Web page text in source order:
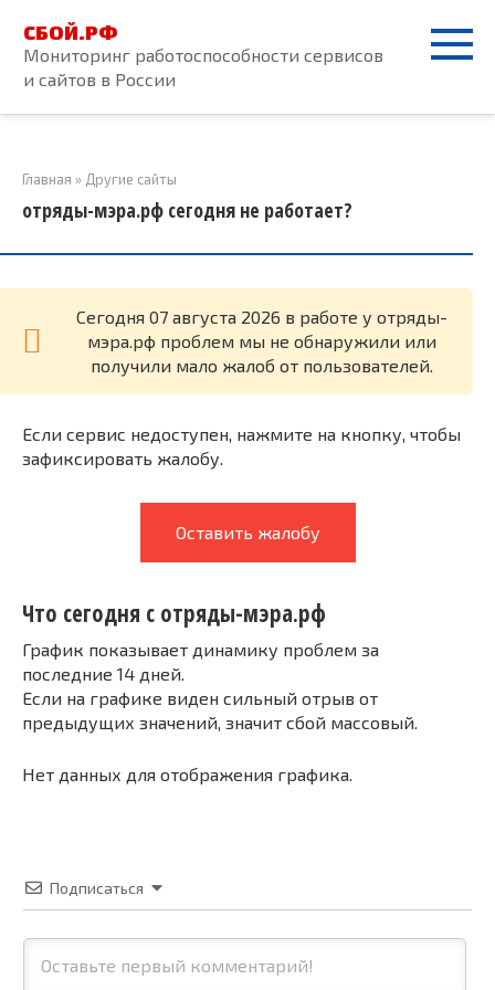
контенту
СБОЙ.РФ
Мониторинг работоспособности сервисов
и сайтов в России
Главная » Другие сайты
отряды-мэра.рф сегодня не работает?
Cегодня 07 августа 2026 в работе у отряды-
мэра.рф проблем мы не обнаружили или
получили мало жалоб от пользователей.
Если сервис недоступен, нажмите на кнопку, чтобы
зафиксировать жалобу.
Оставить жалобу
Что сегодня с отряды-мэра.рф
График показывает динамику проблем за
последние 14 дней.
Если на графике виден сильный отрыв от
предыдущих значений, значит сбой массовый.
Нет данных для отображения графика.
Подписаться